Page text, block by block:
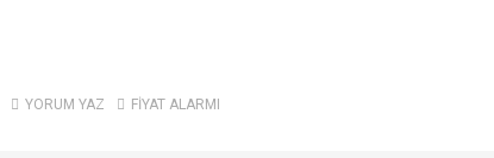
YORUM YAZ FİYAT ALARMI